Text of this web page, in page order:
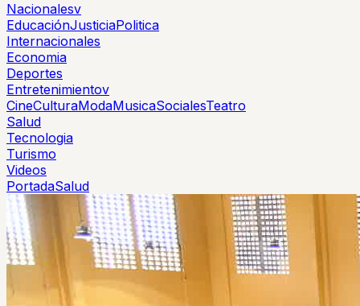
Nacionalesv
EducaciónJusticiaPolitica
Internacionales
Economia
Deportes
Entretenimientov
CineCulturaModaMusicaSocialesTeatro
Salud
Tecnologia
Turismo
Videos
PortadaSalud